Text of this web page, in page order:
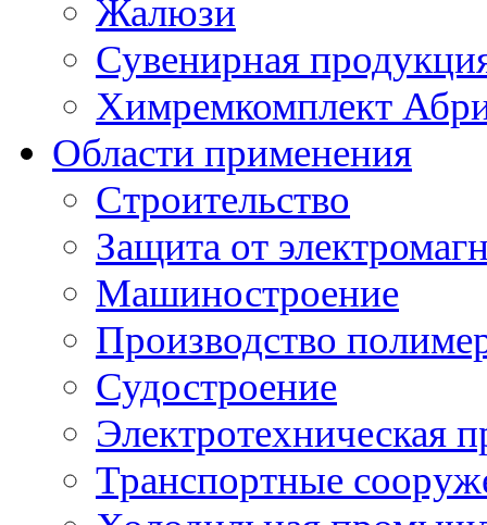
Жалюзи
Сувенирная
Химремкомплект
Области применения
Строительство
Защита от
Машиностроение
Производство
Судостроение
Электротехническая
Транспортные